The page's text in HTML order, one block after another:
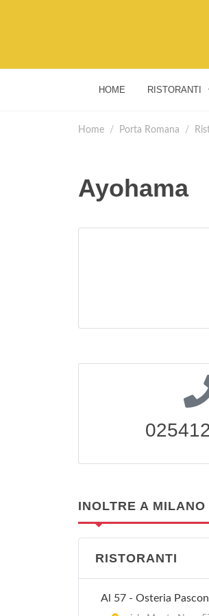
HOME RISTORANTI
Home Porta Romana
Ayohama
INOLTRE A
RISTORANTI
Al 57 - Osteria